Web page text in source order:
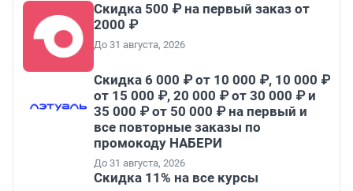
Скидка 500 ₽ на первый заказ от
2000 ₽
До 31 августа, 2026
Скидка 6 000 ₽ от 10 000 ₽, 10 000 ₽
от 15 000 ₽, 20 000 ₽ от 30 000 ₽ и
35 000 ₽ от 50 000 ₽ на первый и
все повторные заказы по
промокоду НАБЕРИ
До 31 августа, 2026
Скидка 11% на все курсы